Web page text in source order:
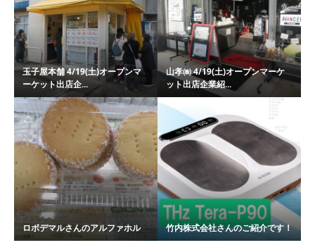
玉子屋本舗 4/19(土)オープンマ
ーケット出店企...
山孝㈱ 4/19(土)オープンマーケ
ット出店企業紹...
ロボデマルさんのアルファホル 竹内株式会社さんのご紹介です！